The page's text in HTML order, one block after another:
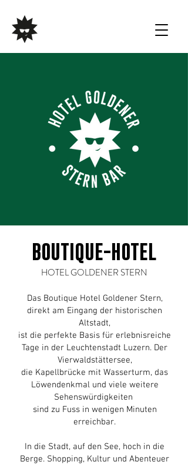
BOUTIQUE-HOTEL
HOTEL GOLDENER STERN
Das Boutique Hotel Goldener Stern,
direkt am Eingang der historischen
Altstadt,
ist die perfekte Basis für erlebnisreiche
Tage in der Leuchtenstadt Luzern. Der
Vierwaldstättersee,
die Kapellbrücke mit Wasserturm, das
Löwendenkmal und viele weitere
Sehenswürdigkeiten
sind zu Fuss in wenigen Minuten
erreichbar.
In die Stadt, auf den See, hoch in die
Berge. Shopping, Kultur und Abenteuer